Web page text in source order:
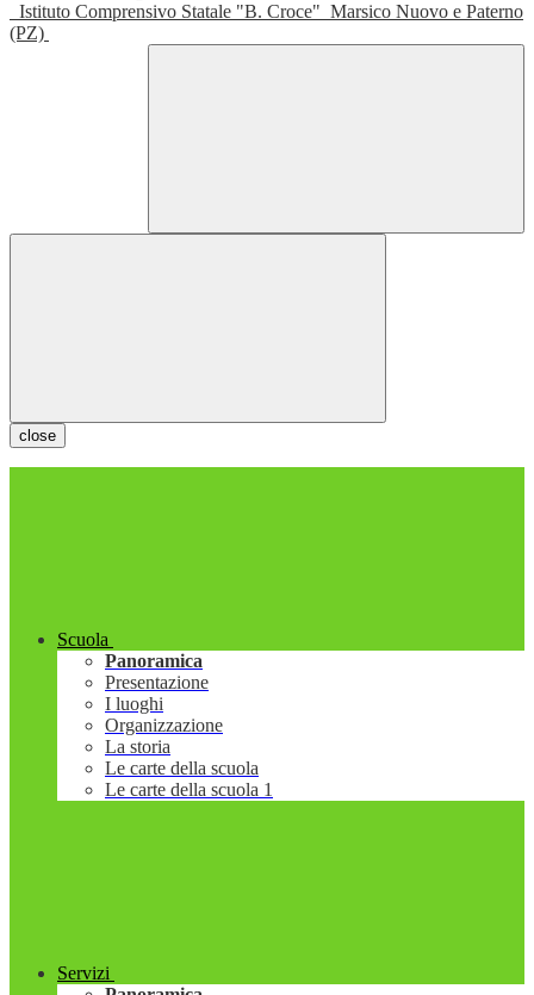
Istituto Comprensivo Statale "B. Croce" Marsico Nuovo e Paterno
(PZ)
close
Scuola
Panoramica
Presentazione
I luoghi
Organizzazione
La storia
Le carte della scuola
Le carte della scuola 1
Servizi